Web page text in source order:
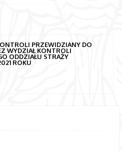
PRZEWIDZIANY DO
WYDZIAŁ KONTROLI
ODDZIAŁU STRAŻY
ROKU